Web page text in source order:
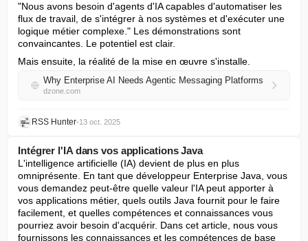
"Nous avons besoin d'agents d'IA capables d'automatiser les
flux de travail, de s'intégrer à nos systèmes et d'exécuter une
logique métier complexe." Les démonstrations sont
convaincantes. Le potentiel est clair.
Mais ensuite, la réalité de la mise en œuvre s'installe.
Why Enterprise AI Needs Agentic Messaging Platforms
dzone.com
RSS Hunter•13 oct. 2025
Intégrer l'IA dans vos applications Java
L'intelligence artificielle (IA) devient de plus en plus
omniprésente. En tant que développeur Enterprise Java, vous
vous demandez peut-être quelle valeur l'IA peut apporter à
vos applications métier, quels outils Java fournit pour le faire
facilement, et quelles compétences et connaissances vous
pourriez avoir besoin d'acquérir. Dans cet article, nous vous
fournissons les connaissances et les compétences de base